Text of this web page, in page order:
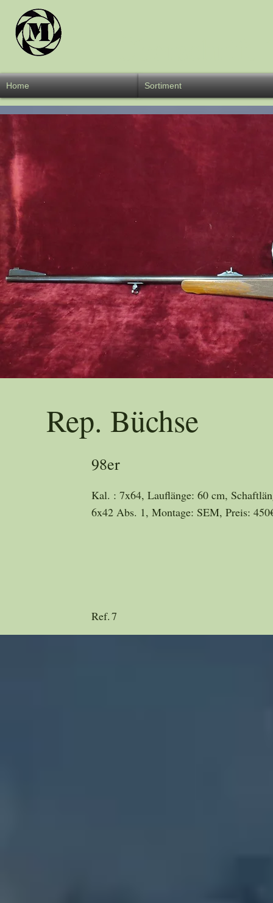
Home Sortiment
Rep. Büchse
98er
Kal. : 7x64, Lauflänge: 60 cm,
6x42 Abs. 1, Montage: SEM, Preis:
Ref.7